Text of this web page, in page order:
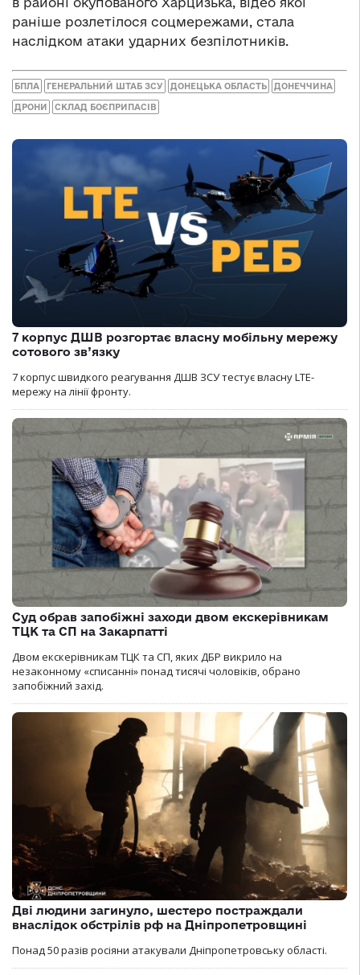
раніше розлетілося соцмережами, стала
наслідком атаки ударних безпілотників.
БПЛА ГЕНЕРАЛЬНИЙ ШТАБ ЗСУ ДОНЕЦЬКА ОБЛАСТЬ ДОНЕЧЧИНА
ДРОНИ СКЛАД БОЄПРИПАСІВ
7 корпус ДШВ розгортає власну мобільну мережу
сотового зв’язку
7 корпус швидкого реагування ДШВ ЗСУ тестує власну LTE-
мережу на лінії фронту.
Суд обрав запобіжні заходи двом екскерівникам
ТЦК та СП на Закарпатті
Двом екскерівникам ТЦК та СП, яких ДБР викрило на
незаконному «списанні» понад тисячі чоловіків, обрано
запобіжний захід.
Дві людини загинуло, шестеро постраждали
внаслідок обстрілів рф на Дніпропетровщині
Понад 50 разів росіяни атакували Дніпропетровську області.